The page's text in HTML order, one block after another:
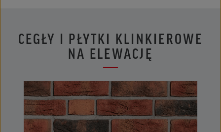
CEGŁY I PŁYTKI KLINKIEROWE
NA ELEWACJĘ